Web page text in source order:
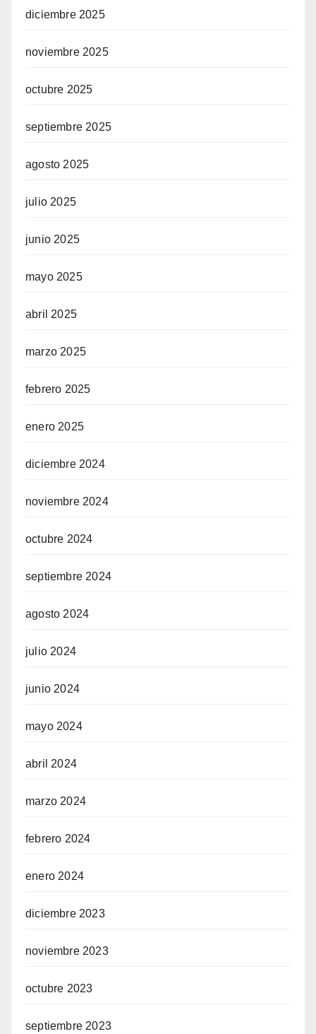
diciembre 2025
noviembre 2025
octubre 2025
septiembre 2025
agosto 2025
julio 2025
junio 2025
mayo 2025
abril 2025
marzo 2025
febrero 2025
enero 2025
diciembre 2024
noviembre 2024
octubre 2024
septiembre 2024
agosto 2024
julio 2024
junio 2024
mayo 2024
abril 2024
marzo 2024
febrero 2024
enero 2024
diciembre 2023
noviembre 2023
octubre 2023
septiembre 2023